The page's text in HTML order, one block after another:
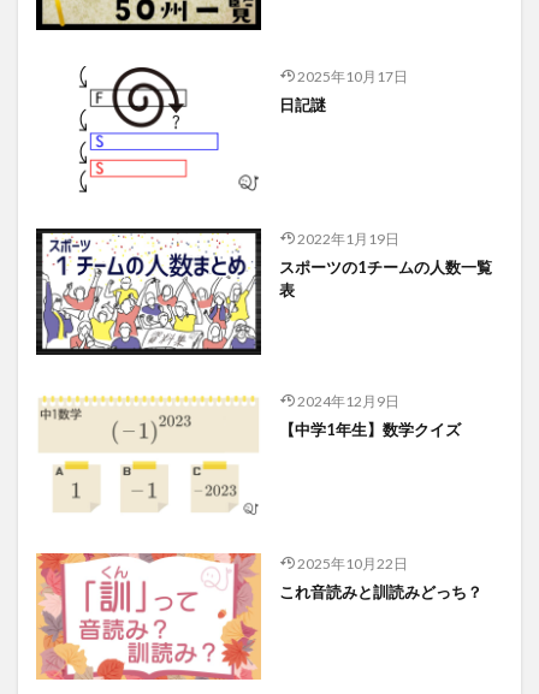
2025年10月17日
日記謎
2022年1月19日
スポーツの1チームの人数一覧
表
2024年12月9日
【中学1年生】数学クイズ
2025年10月22日
これ音読みと訓読みどっち？